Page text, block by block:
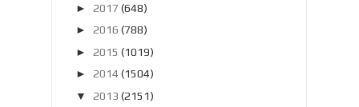
► 2017 (648)
► 2016 (788)
► 2015 (1019)
► 2014 (1504)
▼
2013 (2151)